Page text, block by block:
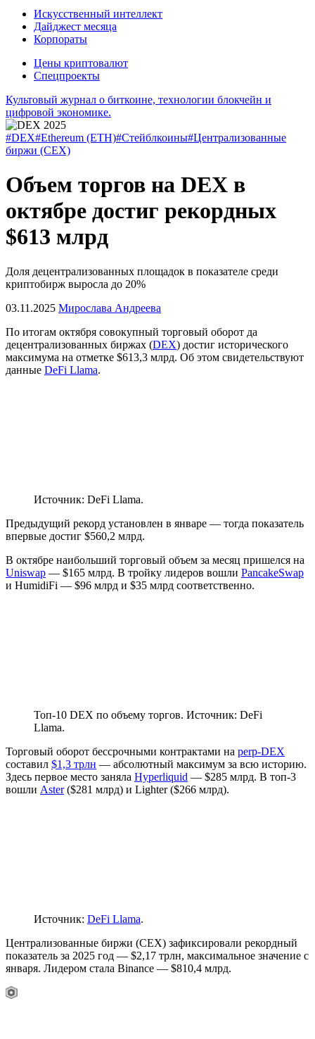
Искусственный интеллект
Дайджест месяца
Корпораты
Цены криптовалют
Спецпроекты
Культовый журнал о биткоине, технологии блокчейн и
цифровой экономике.
#DEX#Ethereum (ETH)#Стейблкоины#Централизованные
биржи (CEX)
Объем торгов на DEX в
октябре достиг рекордных
$613 млрд
Доля децентрализованных площадок в показателе среди
криптобирж выросла до 20%
03.11.2025 Мирослава Андреева
По итогам октября совокупный торговый оборот да
децентрализованных биржах (DEX) достиг исторического
максимума на отметке $613,3 млрд. Об этом свидетельствуют
данные DeFi Llama.
Источник: DeFi Llama.
Предыдущий рекорд установлен в январе — тогда показатель
впервые достиг $560,2 млрд.
В октябре наибольший торговый объем за месяц пришелся на
Uniswap — $165 млрд. В тройку лидеров вошли PancakeSwap
и HumidiFi — $96 млрд и $35 млрд соответственно.
Топ-10 DEX по объему торгов. Источник: DeFi
Llama.
Торговый оборот бессрочными контрактами на perp-DEX
составил $1,3 трлн — абсолютный максимум за всю историю.
Здесь первое место заняла Hyperliquid — $285 млрд. В топ-3
вошли Aster($281 млрд) и Lighter ($266 млрд).
Источник: DeFi Llama.
Централизованные биржи (CEX) зафиксировали рекордный
показатель за 2025 год — $2,17 трлн, максимальное значение с
января. Лидером стала Binance — $810,4 млрд.